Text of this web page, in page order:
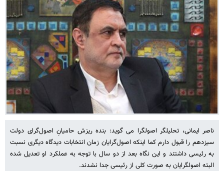
ناصر ایمانی، تحلیلگر اصولگرا می گوید: بنده ریزش حامیانِ اصول‌گرای دولت
سیزدهم را قبول دارم کما اینکه اصول‌گرایان زمان انتخابات دیدگاه دیگری نسبت
به رئیسی داشتند و این نگاه بعد از دو سال با توجه به عملکرد او تعدیل شده
البته اصولگرایان به صورت کلی از رئیسی جدا نشدند.